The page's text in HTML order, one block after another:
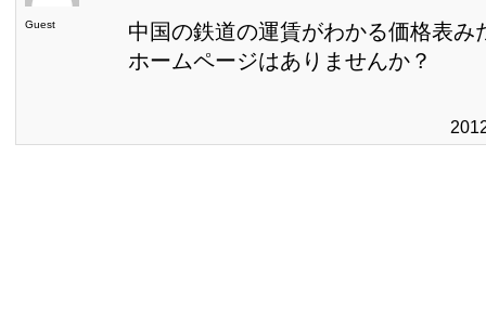
Guest
中国の鉄道の運賃がわかる価格表み
ホームページはありませんか？